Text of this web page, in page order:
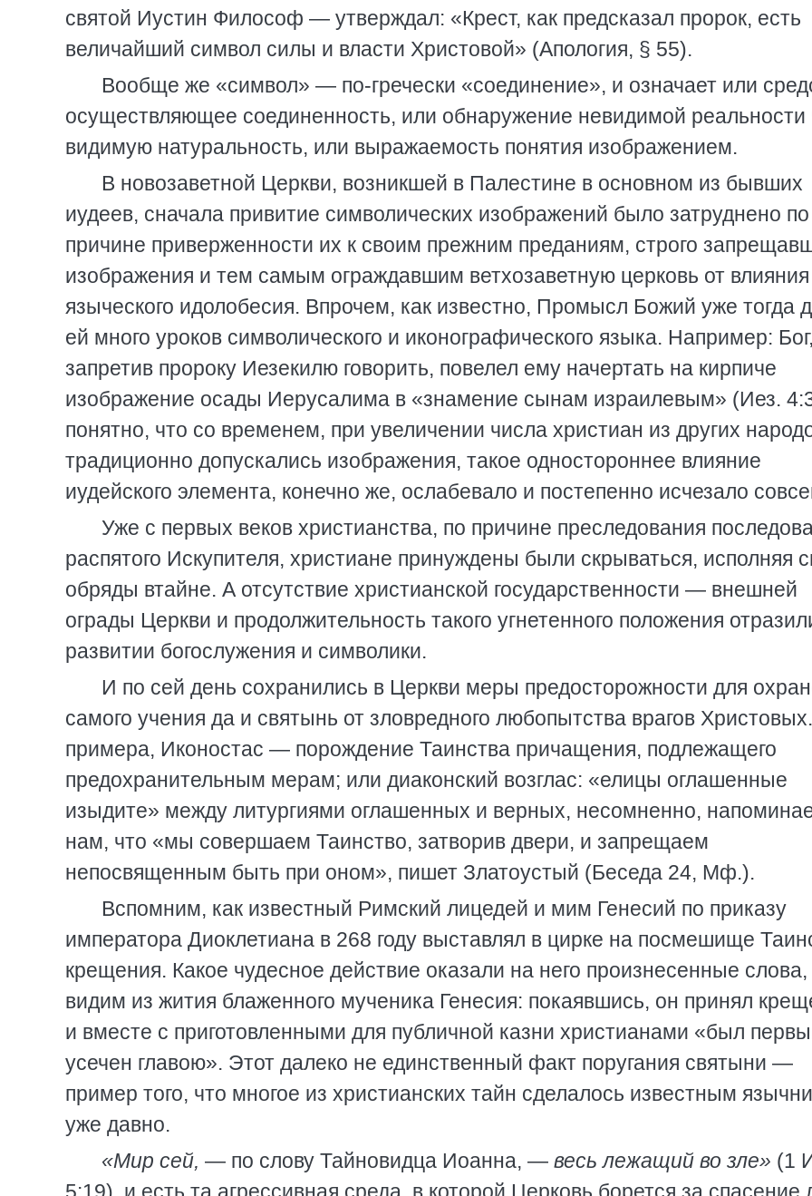
святой Иустин Философ — утверждал: «Крест, как предсказал пророк, есть
величайший символ силы и власти Христовой» (Апология, § 55).
Вообще же «символ» — по-гречески «соединение», и означает или
осуществляющее соединенность, или обнаружение невидимой реальности
видимую натуральность, или выражаемость понятия изображением.
В новозаветной Церкви, возникшей в Палестине в основном из бывших
иудеев, сначала привитие символических изображений было затруднено по
причине приверженности их к своим прежним преданиям, строго
изображения и тем самым ограждавшим ветхозаветную церковь от влияния
языческого идолобесия. Впрочем, как известно, Промысл Божий уже тогда
ей много уроков символического и иконографического языка. Например: Бог,
запретив пророку Иезекилю говорить, повелел ему начертать на кирпиче
изображение осады Иерусалима в «знамение сынам израилевым» (Иез.
понятно, что со временем, при увеличении числа христиан из других
традиционно допускались изображения, такое одностороннее влияние
иудейского элемента, конечно же, ослабевало и постепенно исчезало
Уже с первых веков христианства, по причине преследования
распятого Искупителя, христиане принуждены были скрываться, исполняя
обряды втайне. А отсутствие христианской государственности — внешней
ограды Церкви и продолжительность такого угнетенного положения
развитии богослужения и символики.
И по сей день сохранились в Церкви меры предосторожности для
самого учения да и святынь от зловредного любопытства врагов
примера, Иконостас — порождение Таинства причащения, подлежащего
предохранительным мерам; или диаконский возглас: «елицы оглашенные
изыдите» между литургиями оглашенных и верных, несомненно,
нам, что «мы совершаем Таинство, затворив двери, и запрещаем
непосвященным быть при оном», пишет Златоустый (Беседа 24, Мф.).
Вспомним, как известный Римский лицедей и мим Генесий по приказу
императора Диоклетиана в 268 году выставлял в цирке на посмешище
крещения. Какое чудесное действие оказали на него произнесенные слова,
видим из жития блаженного мученика Генесия: покаявшись, он принял
и вместе с приготовленными для публичной казни христианами «был
усечен главою». Этот далеко не единственный факт поругания святыни —
пример того, что многое из христианских тайн сделалось известным
уже давно.
«Мир сей, — по слову Тайновидца Иоанна, — весь лежащий во зле» (1